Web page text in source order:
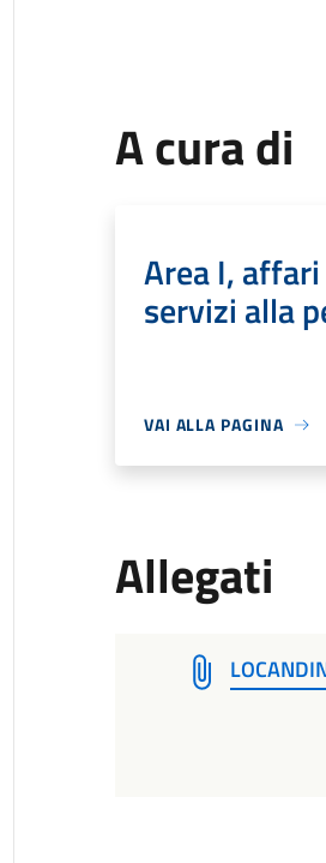
A cura di
Area I,
servizi alla
VAI ALLA PAGINA
Allegati